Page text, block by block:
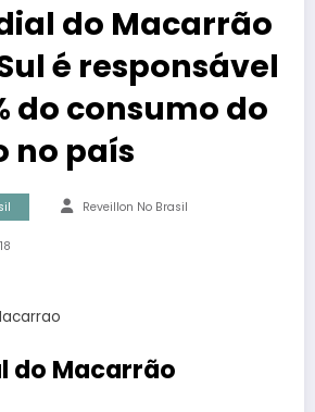
do Macarrão
é responsável
do consumo do
no país
Reveillon No Brasil
do Macarrão